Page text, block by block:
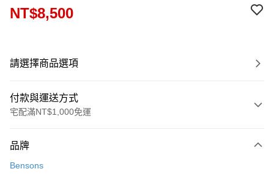
NT$8,500
請選擇商品選項
付款與運送方式
宅配滿NT$1,000免運
信用卡一次付款
品牌
Bensons